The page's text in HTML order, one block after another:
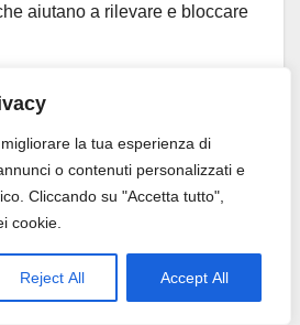
la tua esperienza di
o contenuti personalizzati e
Cliccando su "Accetta tutto",
cookie.
Reject All Accept All
aiutano a rilevare e bloccare
un antivirus su macOS può
unabuona pratica di
. Mantenere aggiornato il
a proteggere non solo il
l’intera rete a cui il
contribuendo a creare un